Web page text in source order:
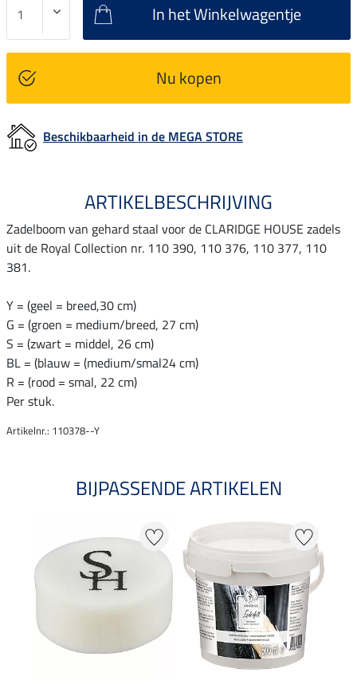
In het Winkelwagentje
Nu kopen
Beschikbaarheid in de MEGA STORE
ARTIKELBESCHRIJVING
Zadelboom van gehard staal voor de CLARIDGE HOUSE zadels
uit de Royal Collection nr. 110 390, 110 376, 110 377, 110
381.
Y = (geel = breed,30 cm)
G = (groen = medium/breed, 27 cm)
S = (zwart = middel, 26 cm)
BL = (blauw = (medium/smal24 cm)
R = (rood = smal, 22 cm)
Per stuk.
Artikelnr.: 110378--Y
BIJPASSENDE ARTIKELEN